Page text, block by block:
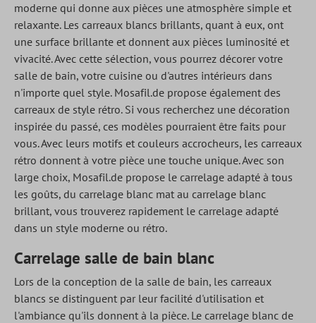
moderne qui donne aux pièces une atmosphère simple et
relaxante. Les carreaux blancs brillants, quant à eux, ont
une surface brillante et donnent aux pièces luminosité et
vivacité. Avec cette sélection, vous pourrez décorer votre
salle de bain, votre cuisine ou d'autres intérieurs dans
n'importe quel style. Mosafil.de propose également des
carreaux de style rétro. Si vous recherchez une décoration
inspirée du passé, ces modèles pourraient être faits pour
vous. Avec leurs motifs et couleurs accrocheurs, les carreaux
rétro donnent à votre pièce une touche unique. Avec son
large choix, Mosafil.de propose le carrelage adapté à tous
les goûts, du carrelage blanc mat au carrelage blanc
brillant, vous trouverez rapidement le carrelage adapté
dans un style moderne ou rétro.
Carrelage salle de bain blanc
Lors de la conception de la salle de bain, les carreaux
blancs se distinguent par leur facilité d'utilisation et
l'ambiance qu'ils donnent à la pièce. Le carrelage blanc de